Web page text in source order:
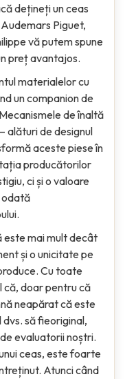
dețineți un ceas
Piguet,
vă putem spune
preț avantajos.
materialelor cu
un companion de
de înaltă
alături de designul
aceste piese în
producătorilor
ci și o valoare
odată
este mai mult decât
și o unicitate pe
Cu toate
doar pentru că
neapărat că este
să fieoriginal,
evaluatorii noștri.
ceas, este foarte
Atunci când